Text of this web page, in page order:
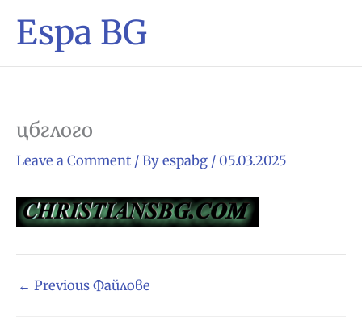
Espa BG
цбглого
Leave a Comment / By espabg / 05.03.2025
← Previous Файлове